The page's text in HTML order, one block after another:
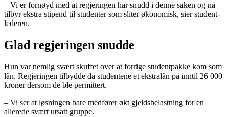
– Vi er fornøyd med at regjeringen har snudd i denne saken og nå
tilbyr ekstra stipend til studenter som sliter økonomisk, sier student-
lederen.
Glad regjeringen snudde
Hun var nemlig svært skuffet over at forrige studentpakke kom som
lån. Regjeringen tilbydde da studentene et ekstralån på inntil 26 000
kroner dersom de ble permittert.
– Vi ser at løsningen bare medfører økt gjeldsbelastning for en
allerede svært utsatt gruppe.